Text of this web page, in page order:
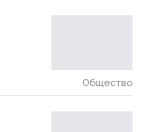
Общество